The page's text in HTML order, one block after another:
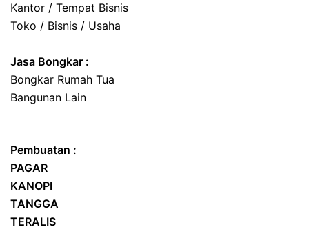
Kantor / Tempat Bisnis
Toko / Bisnis / Usaha
Jasa Bongkar :
Bongkar Rumah Tua
Bangunan Lain
Pembuatan :
PAGAR
KANOPI
TANGGA
TERALIS